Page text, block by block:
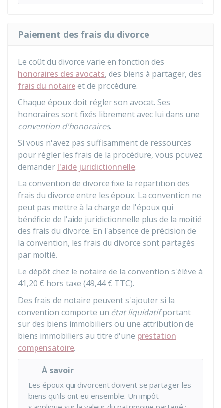
Paiement des frais du divorce
Le coût du divorce varie en fonction des
honoraires des avocats, des biens à partager, des
frais du notaireet de procédure.
Chaque époux doit régler son avocat. Ses
honoraires sont fixés librement avec lui dans une
convention d'honoraires.
Si vous n'avez pas suffisamment de ressources
pour régler les frais de la procédure, vous pouvez
demander l'aide juridictionnelle.
La convention de divorce fixe la répartition des
frais du divorce entre les époux. La convention ne
peut pas mettre à la charge de l'époux qui
bénéficie de l'aide juridictionnelle plus de la moitié
des frais du divorce. En l'absence de précision de
la convention, les frais du divorce sont partagés
par moitié.
Le dépôt chez le notaire de la convention s'élève à
41,20 € hors taxe (49,44 € TTC).
Des frais de notaire peuvent s'ajouter si la
convention comporte un état liquidatifportant
sur des biens immobiliers ou une attribution de
biens immobiliers au titre d'une prestation
compensatoire.
À savoir
Les époux qui divorcent doivent se partager les
biens qu'ils ont eu ensemble. Un impôt